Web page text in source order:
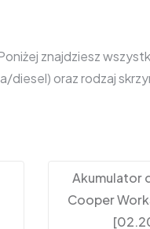
znajdziesz
diesel) oraz rodzaj
Akumulator
Cooper